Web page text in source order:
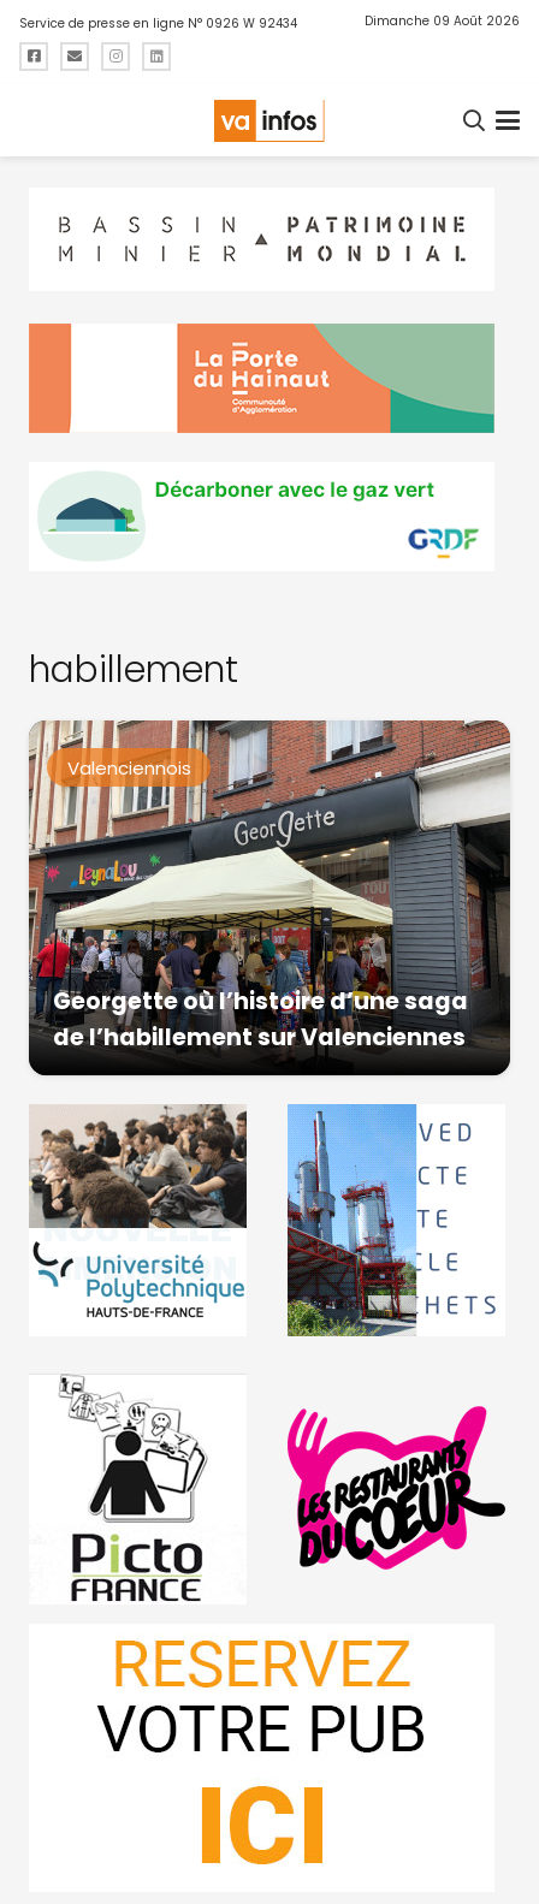
Service de presse en ligne N° 0926 W 92434 Dimanche 09 Août 2026
habillement
Valenciennois
Georgette où l’histoire d’une saga
de l’habillement sur Valenciennes